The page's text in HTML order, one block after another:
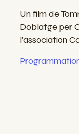
Un film de
Doblatge per
l’association